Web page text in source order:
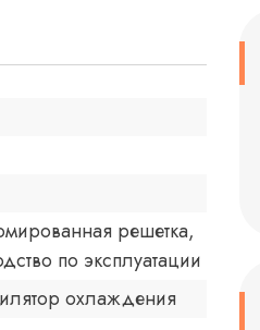
решетка,
по эксплуатации
охлаждения